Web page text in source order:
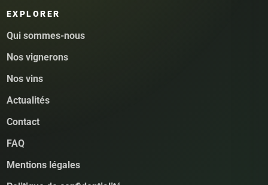
EXPLORER
Qui sommes-nous
Nos vignerons
Nos vins
Actualités
Contact
FAQ
Mentions légales